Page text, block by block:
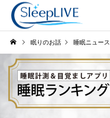
眠りのお話 睡眠ニュース